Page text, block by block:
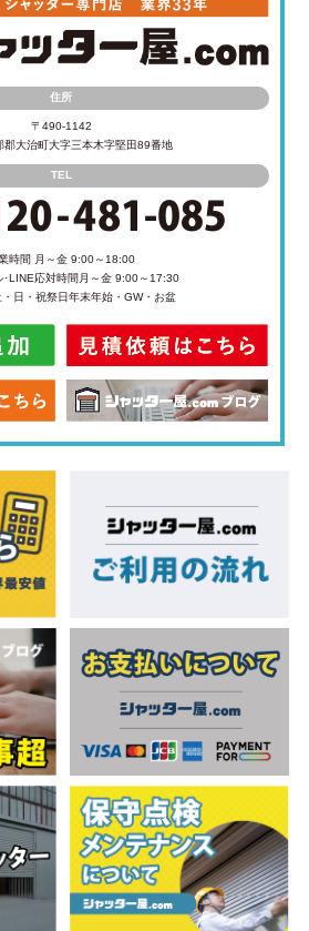
住所
〒490-1142
郡大治町大字三本木字堅田89番地
TEL
時間 月～金 9:00～18:00
･LINE応対時間 月～金 9:00～17:30
日・祝祭日年末年始・GW・お盆